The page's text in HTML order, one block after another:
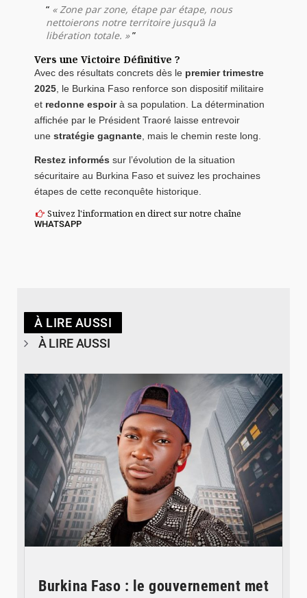
« Zone par zone, étape par étape, nous
nettoierons notre territoire jusqu’à la
libération totale. »
Vers une Victoire Définitive ?
Avec des résultats concrets dès le premier trimestre
2025 , le Burkina Faso renforce son dispositif militaire
et redonne espoirà sa population. La détermination
affichée par le Président Traoré laisse entrevoir
une stratégie gagnante , mais le chemin reste long.
Restez informés sur l’évolution de la situation
sécuritaire au Burkina Faso et suivez les prochaines
étapes de cette reconquête historique.
Suivez l'information en direct sur notre chaîne
WHATSAPP
À LIRE AUSSI
À LIRE AUSSI
Burkina Faso : le gouvernement met